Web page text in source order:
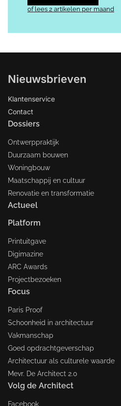
of lees 2 artikelen per maand
Nieuwsbrieven
Klantenservice
Contact
Dossiers
Ontwerppraktijk
Duurzaam bouwen
Woningbouw
Maatschappij en cultuur
Renovatie en transformatie
Actueel
Platform
Printuitgave
Digimazine
ARC Awards
Projectbezoeken
Focus
Paris Proof
Schoonheid in architectuur
Vakmanschap
Goed opdrachtgeverschap
Architectuur als culturele waarde
Mevr. De Architect 2.0
Volg de Architect
Facebook